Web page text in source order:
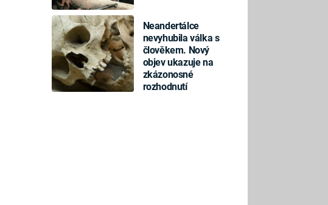
Neandertálce
nevyhubila válka s
člověkem. Nový
objev ukazuje na
zkázonosné
rozhodnutí